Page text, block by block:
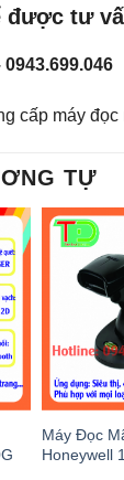
được tư
cấp máy
TỰ
Máy Đọc
Honeywell